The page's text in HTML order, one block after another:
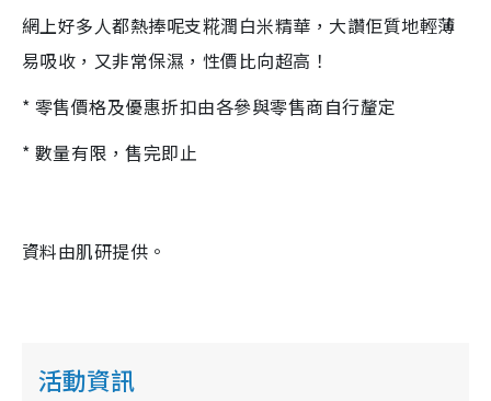
網上好多人都熱捧呢支糀潤白米精華 ，大讚佢質地輕薄
易吸收，又非常保濕，性價比向超高！
* 零售價格及優惠折扣由各參與零售商自行釐定
* 數量有限，售完即止
資料由肌研提供。
活動資訊